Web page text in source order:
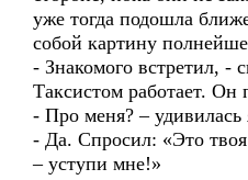
уже тогда подошла
собой картину
- Знакомого встретил, -
Таксистом работает. Он
- Про меня? – удивилась
- Да. Спросил: «Это твоя
– уступи мне!»